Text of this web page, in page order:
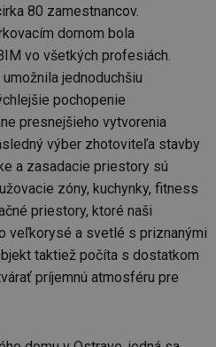
80 zamestnancov.
domom bola
vo všetkých profesiách.
jednoduchšiu
pochopenie
presnejšieho vytvorenia
výber zhotoviteľa stavby
a zasadacie priestory sú
zóny, kuchynky, fitness
priestory, ktoré naši
veľkorysé a svetlé s priznanými
taktiež počíta s dostatkom
príjemnú atmosféru pre